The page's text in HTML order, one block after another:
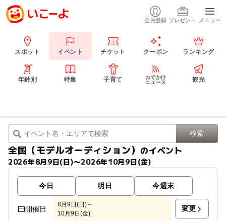
会員登録 プレゼント メニュー
スポット イベント チケット クーポン ランキング
年齢別 特集 子育て
おでかけ
ニュース
観光
全国（モデルオーディション）のイベント
2026年8月9日(日)〜2026年10月9日(金)
今日 明日 今週末
開催日
8月9日(日)～
10月9日(金)
変更